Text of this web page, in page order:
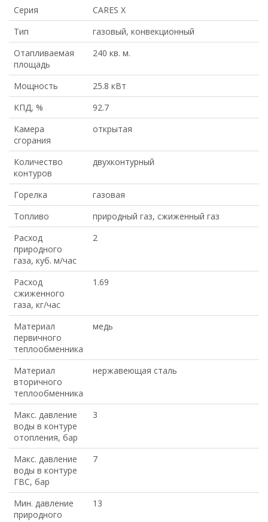
Серия
CARES X
Тип
газовый, конвекционный
Отапливаемая
площадь
240 кв. м.
Мощность
25.8 кВт
КПД, %
92.7
Камера
сгорания
открытая
Количество
контуров
двухконтурный
Горелка
газовая
Топливо
природный газ, сжиженный газ
Расход
природного
газа, куб. м/час
2
Расход
сжиженного
газа, кг/час
1.69
Материал
первичного
теплообменника
медь
Материал
вторичного
теплообменника
нержавеющая сталь
Макс. давление
воды в контуре
отопления, бар
3
Макс. давление
воды в контуре
ГВС, бар
7
Мин. давление
природного
13